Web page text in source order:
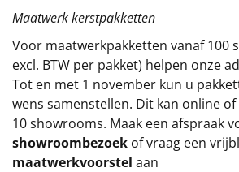
Alle overige
Maatwerk kerstpakketten
Voor maatwerkpakketten vanaf 100
excl. BTW per pakket) helpen onze
Tot en met 1 november kun u
wens samenstellen. Dit kan online
10 showrooms. Maak een afspraak
showroombezoek of vraag een
maatwerkvoorstel aan